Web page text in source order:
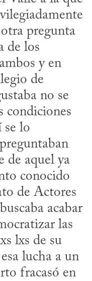
pregunta
de los
y en
de
no se
condiciones
se lo
de aquel ya
conocido
de Actores
acabar
las
lxs de su
lucha a un
fracasó en